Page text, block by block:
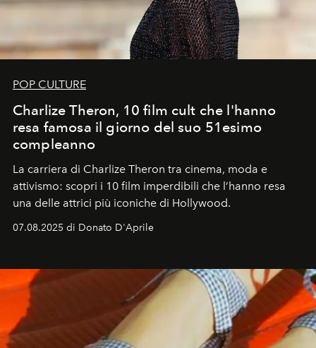
POP CULTURE
Charlize Theron, 10 film cult che l'hanno
resa famosa il giorno del suo 51esimo
compleanno
La carriera di Charlize Theron tra cinema, moda e
attivismo: scopri i 10 film imperdibili che l’hanno resa
una delle attrici più iconiche di Hollywood.
07.08.2025 di Donato D'Aprile